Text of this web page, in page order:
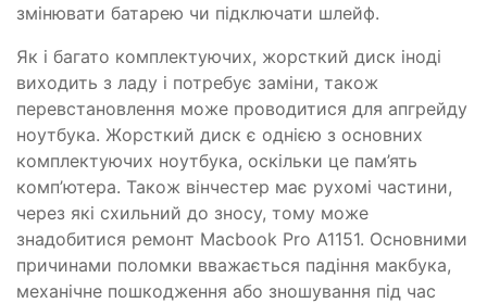
змінювати батарею чи підключати шлейф.
Як і багато комплектуючих, жорсткий диск іноді
виходить з ладу і потребує заміни, також
перевстановлення може проводитися для апгрейду
ноутбука. Жорсткий диск є однією з основних
комплектуючих ноутбука, оскільки це пам’ять
комп’ютера. Також вінчестер має рухомі частини,
через які схильний до зносу, тому може
знадобитися ремонт Macbook Pro A1151. Основними
причинами поломки вважається падіння макбука,
механічне пошкодження або зношування під час